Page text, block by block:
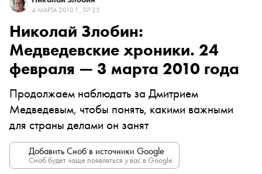
4 МАРТА 2010 Г., 07:25
Николай Злобин:
Медведевские хроники. 24
февраля — 3 марта 2010 года
Продолжаем наблюдать за Дмитрием
Медведевым, чтобы понять, какими важными
для страны делами он занят
Добавить Сноб в источники Google
Сноб будет чаще появляться у вас в Google.